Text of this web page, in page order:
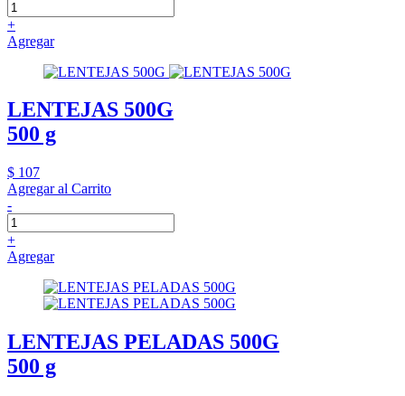
+
Agregar
LENTEJAS 500G
500 g
$ 107
Agregar al Carrito
-
+
Agregar
LENTEJAS PELADAS 500G
500 g